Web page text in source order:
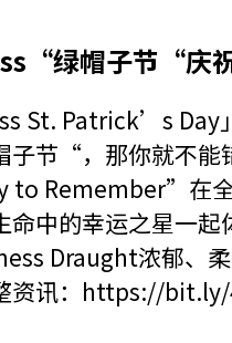
绿帽子节“庆祝
St. Patrick’s Day
节“，那你就不能
Remember”在全
命中的幸运之星一
Draught浓郁、
讯： https://bit.ly/